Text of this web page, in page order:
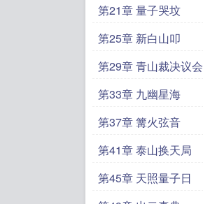
第21章 量子哭坟
第25章 新白山叩
第29章 青山裁决议会
第33章 九幽星海
第37章 篝火弦音
第41章 泰山换天局
第45章 天照量子日